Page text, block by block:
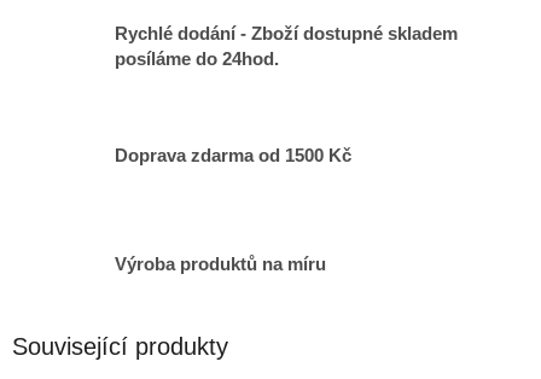
Rychlé dodání - Zboží dostupné skladem
posíláme do 24hod.
Doprava zdarma od 1500 Kč
Výroba produktů na míru
Související produkty